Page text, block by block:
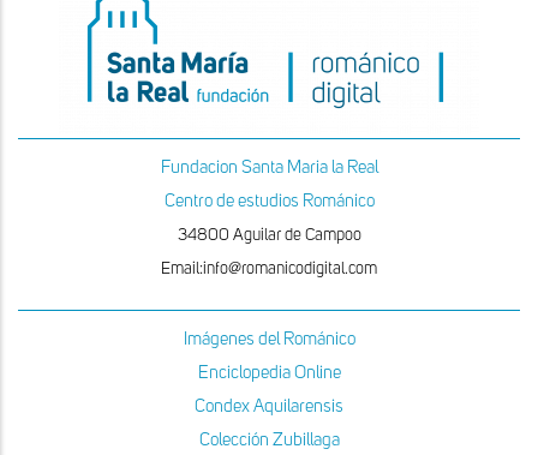
Fundacion Santa Maria la Real
Centro de estudios Románico
34800 Aguilar de Campoo
Email:info@romanicodigital.com
Imágenes del Románico
Enciclopedia Online
Condex Aquilarensis
Colección Zubillaga